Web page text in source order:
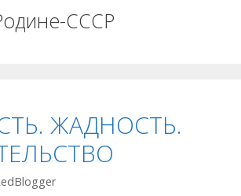
СССР
ЖАДНОСТЬ.